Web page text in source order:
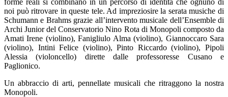
noi può ritrovare in queste tele. Ad impreziosire la serata musiche di
Schumann e Brahms grazie all’intervento musicale dell’Ensemble di
Archi Junior del Conservatorio Nino Rota di Monopoli composto da
Amati Irene (violino), Fanigliulo Alma (violino), Giannoccaro Sara
(violino), Intini Felice (violino), Pinto Riccardo (violino), Pipoli
Alessia (violoncello) dirette dalle professoresse Cusano e
Paglionico.
Un abbraccio di arti, pennellate musicali che ritraggono la nostra
Monopoli.